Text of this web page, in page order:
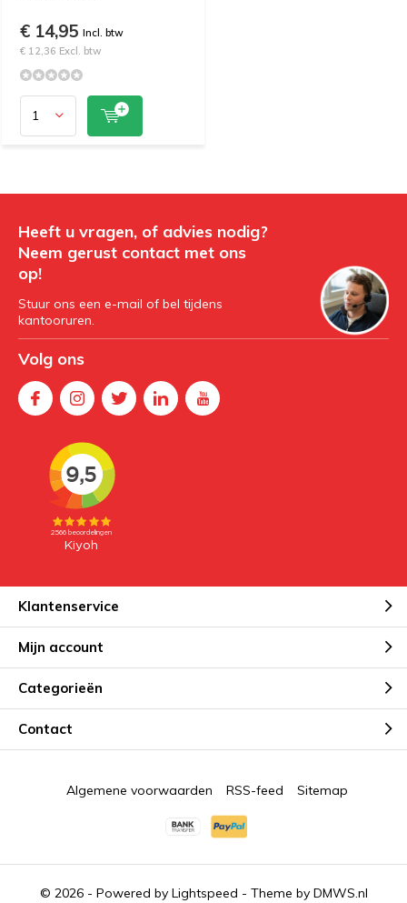
€ 14,95 Incl. btw
€ 12,36 Excl. btw
Heeft u vragen, of advies nodig?
Neem gerust contact met ons
op!
Stuur ons een e-mail of bel tijdens
kantooruren.
Volg ons
Klantenservice
Mijn account
Categorieën
Contact
© 2026 - Powered by Lightspeed - Theme by DMWS.nl
Algemene voorwaarden RSS-feed Sitemap